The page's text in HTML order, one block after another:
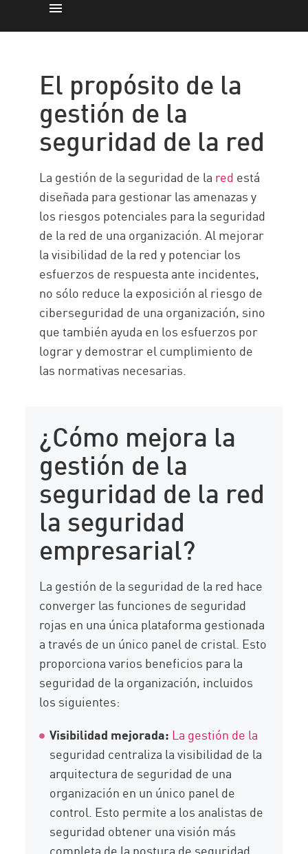
La importancia
Arquitectura
Security Management with
Check Point
Recursos
El propósito de la
gestión de la
seguridad de la red
La gestión de la seguridad de la red está
diseñada para gestionar las amenazas y
los riesgos potenciales para la seguridad
de la red de una organización. Al mejorar
la visibilidad de la red y potenciar los
esfuerzos de respuesta ante incidentes,
no sólo reduce la exposición al riesgo de
ciberseguridad de una organización, sino
que también ayuda en los esfuerzos por
lograr y demostrar el cumplimiento de
las normativas necesarias.
¿Cómo mejora la
gestión de la
seguridad de la red
la seguridad
empresarial?
La gestión de la seguridad de la red hace
converger las funciones de seguridad
rojas en una única plataforma gestionada
a través de un único panel de cristal. Esto
proporciona varios beneficios para la
seguridad de la organización, incluidos
los siguientes:
Visibilidad mejorada: La gestión de la
seguridad centraliza la visibilidad de la
arquitectura de seguridad de una
organización en un único panel de
control. Esto permite a los analistas de
seguridad obtener una visión más
completa de la postura de seguridad